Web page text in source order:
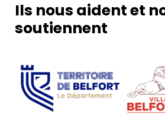
Ils nous aident et
soutiennent